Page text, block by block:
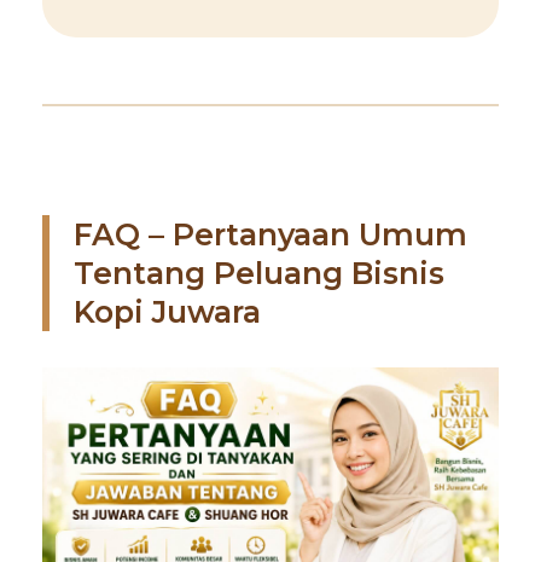
FAQ – Pertanyaan Umum
Tentang Peluang Bisnis
Kopi Juwara